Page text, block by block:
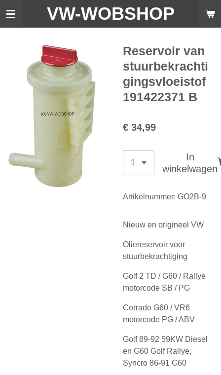
Ga
hoofdinhoud
VW-WOBSHOP
Reservoir van
stuurbekrachti
gingsvloeistof
191422371 B
€ 34,99
In
winkelwagen
Artikelnummer: GO2B-9
Nieuw en origineel VW
Oliereservoir voor
stuurbekrachtiging
Golf 2 TD / G60 / Rallye
motorcode SB / PG
Corrado G60 / VR6
motorcode PG / ABV
Golf 89-92 59KW Diesel
en G60 Golf Rallye,
Syncro 86-91 G60